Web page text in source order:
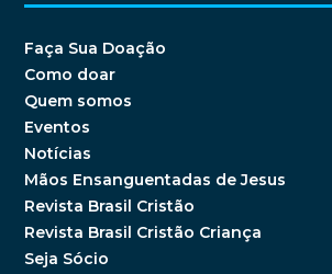
Faça Sua Doação
Como doar
Quem somos
Eventos
Notícias
Mãos Ensanguentadas de Jesus
Revista Brasil Cristão
Revista Brasil Cristão Criança
Seja Sócio